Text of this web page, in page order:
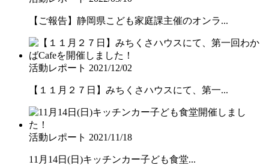
【ご報告】静岡県こども家庭課主催のオンラ...
活動レポート 2021/12/02
【１１月２７日】みちくさハウスにて、第一...
活動レポート 2021/11/18
11月14日(日)キッチンカー子ども食堂...